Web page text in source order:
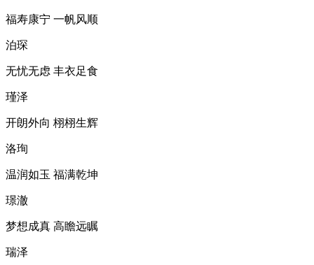
福寿康宁 一帆风顺
泊琛
无忧无虑 丰衣足食
瑾泽
开朗外向 栩栩生辉
洛珣
温润如玉 福满乾坤
璟澈
梦想成真 高瞻远瞩
瑞泽